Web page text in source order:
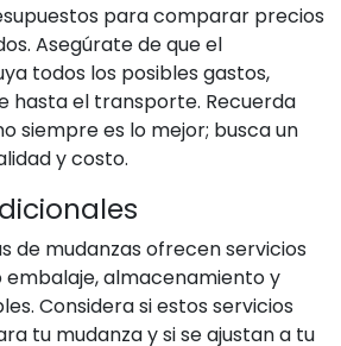
para comparar precios
Asegúrate de que el
todos los posibles gastos,
hasta el transporte. Recuerda
siempre es lo mejor; busca un
y costo.
de mudanzas ofrecen servicios
embalaje, almacenamiento y
Considera si estos servicios
tu mudanza y si se ajustan a tu